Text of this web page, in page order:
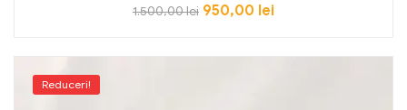
1.500,00lei 950,00 lei
Reduceri!